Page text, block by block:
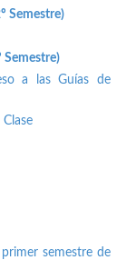
Semestre)
Semestre)
a las Guías de
semestre de